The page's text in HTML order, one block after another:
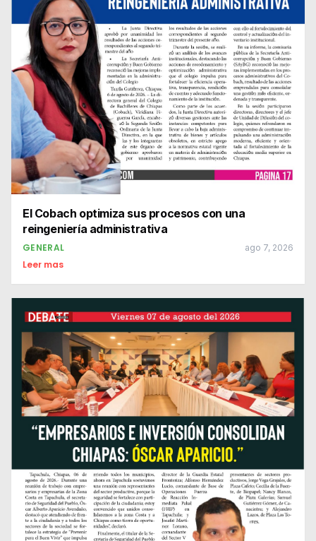
El Cobach optimiza sus procesos con una
reingeniería administrativa
GENERAL ago 7, 2026
Leer mas